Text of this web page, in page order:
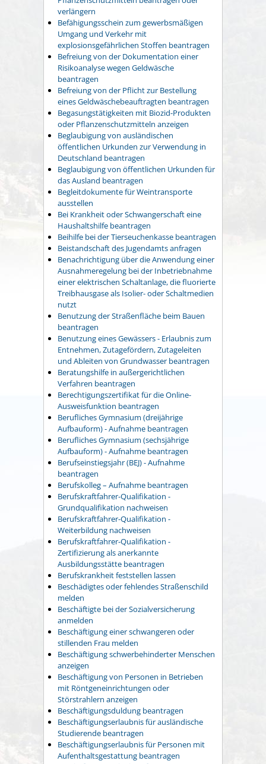
verlängern
Befähigungsschein zum gewerbsmäßigen
Umgang und Verkehr mit
explosionsgefährlichen Stoffen beantragen
Befreiung von der Dokumentation einer
Risikoanalyse wegen Geldwäsche
beantragen
Befreiung von der Pflicht zur Bestellung
eines Geldwäschebeauftragten beantragen
Begasungstätigkeiten mit Biozid-Produkten
oder Pflanzenschutzmitteln anzeigen
Beglaubigung von ausländischen
öffentlichen Urkunden zur Verwendung in
Deutschland beantragen
Beglaubigung von öffentlichen Urkunden für
das Ausland beantragen
Begleitdokumente für Weintransporte
ausstellen
Bei Krankheit oder Schwangerschaft eine
Haushaltshilfe beantragen
Beihilfe bei der Tierseuchenkasse beantragen
Beistandschaft des Jugendamts anfragen
Benachrichtigung über die Anwendung einer
Ausnahmeregelung bei der Inbetriebnahme
einer elektrischen Schaltanlage, die fluorierte
Treibhausgase als Isolier- oder Schaltmedien
nutzt
Benutzung der Straßenfläche beim Bauen
beantragen
Benutzung eines Gewässers - Erlaubnis zum
Entnehmen, Zutagefördern, Zutageleiten
und Ableiten von Grundwasser beantragen
Beratungshilfe in außergerichtlichen
Verfahren beantragen
Berechtigungszertifikat für die Online-
Ausweisfunktion beantragen
Berufliches Gymnasium (dreijährige
Aufbauform) - Aufnahme beantragen
Berufliches Gymnasium (sechsjährige
Aufbauform) - Aufnahme beantragen
Berufseinstiegsjahr (BEJ) - Aufnahme
beantragen
Berufskolleg – Aufnahme beantragen
Berufskraftfahrer-Qualifikation -
Grundqualifikation nachweisen
Berufskraftfahrer-Qualifikation -
Weiterbildung nachweisen
Berufskraftfahrer-Qualifikation -
Zertifizierung als anerkannte
Ausbildungsstätte beantragen
Berufskrankheit feststellen lassen
Beschädigtes oder fehlendes Straßenschild
melden
Beschäftigte bei der Sozialversicherung
anmelden
Beschäftigung einer schwangeren oder
stillenden Frau melden
Beschäftigung schwerbehinderter Menschen
anzeigen
Beschäftigung von Personen in Betrieben
mit Röntgeneinrichtungen oder
Störstrahlern anzeigen
Beschäftigungsduldung beantragen
Beschäftigungserlaubnis für ausländische
Studierende beantragen
Beschäftigungserlaubnis für Personen mit
Aufenthaltsgestattung beantragen